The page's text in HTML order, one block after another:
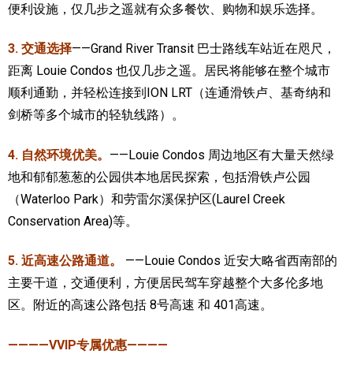
便利设施，仅几步之遥就有众多餐饮、购物和娱乐选择。
3. 交通选择——Grand River Transit 巴士路线车站近在咫尺，
距离 Louie Condos 也仅几步之遥。居民将能够在整个城市
顺利通勤，并轻松连接到ION LRT（连通滑铁卢、基奇纳和
剑桥等多个城市的轻轨线路）。
4. 自然环境优美。 ——Louie Condos 周边地区有大量天然绿
地和郁郁葱葱的公园供本地居民探索，包括滑铁卢公园
（Waterloo Park）和劳雷尔溪保护区(Laurel Creek
Conservation Area)等。
5. 近高速公路通道。
——Louie Condos 近安大略省西南部的
主要干道，交通便利，方便居民驾车穿越整个大多伦多地
区。附近的高速公路包括 8号高速 和 401高速。
————VVIP专属优惠————